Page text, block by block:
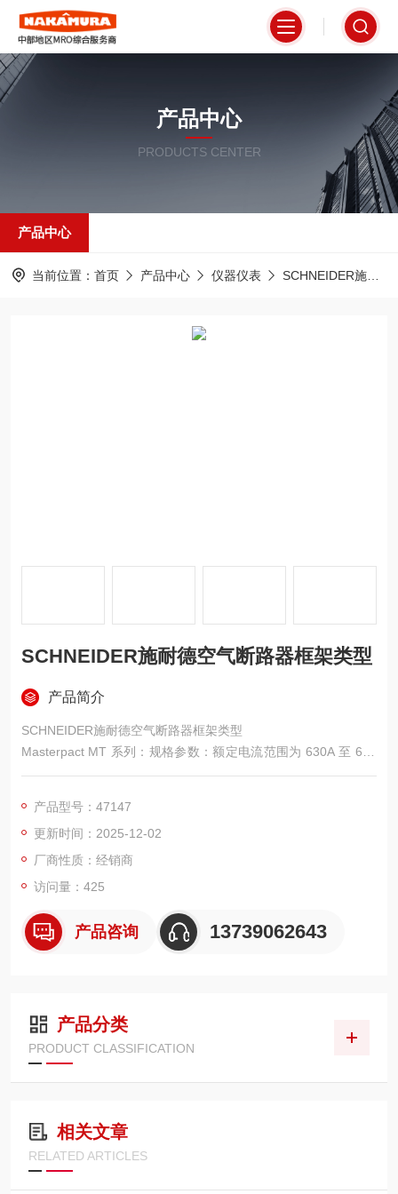
产品中心
PRODUCTS CENTER
产品中心
当前位置： 首页 产品中心 仪器仪表 SCHNEIDER施耐德法国
SCHNEIDER施耐德空气断路器框架类型
产品简介
SCHNEIDER施耐德空气断路器框架类型
Masterpact MT 系列：规格参数：额定电流范围为 630A 至 630
0A，适用于交流 50Hz、额定电压 380V 和 660V 的配电网络。
同短路电流水平的应用场景。
结构特点：框架坚固，所有零件装在绝缘金属框架内，多为开启
式，可方便地装设多种附件，便于更换触头和部件。
产品型号：47147
更新时间：2025-12-02
厂商性质：经销商
访问量：425
产品咨询 13739062643
产品分类
PRODUCT CLASSIFICATION
相关文章
RELATED ARTICLES